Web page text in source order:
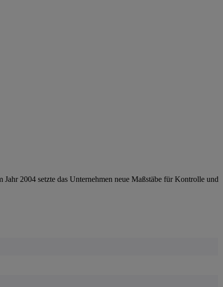
2004 setzte das Unternehmen neue Maßstäbe für Kontrolle und